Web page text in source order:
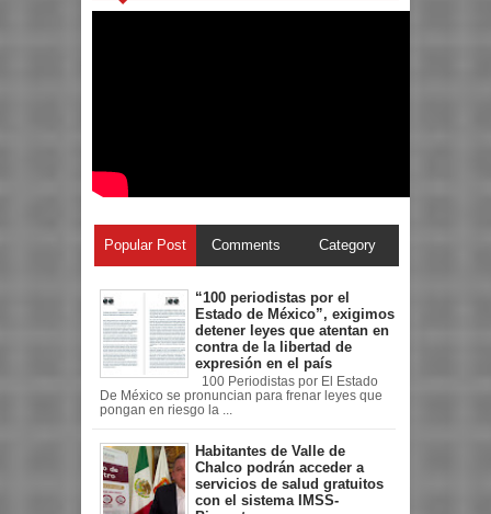
Popular Post Comments Category
“100 periodistas por el
Estado de México”, exigimos
detener leyes que atentan en
contra de la libertad de
expresión en el país
100 Periodistas por El Estado
De México se pronuncian para frenar leyes que
pongan en riesgo la ...
Habitantes de Valle de
Chalco podrán acceder a
servicios de salud gratuitos
con el sistema IMSS-